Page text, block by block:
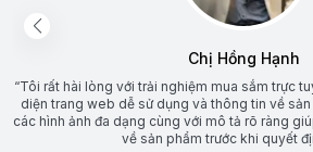
Chị Hồng Hạnh
“Tôi rất hài lòng với trải nghiệm mua sắm trực
diện trang web dễ sử dụng và thông tin về
các hình ảnh đa dạng cùng với mô tả rõ ràng
về sản phẩm trước khi quyết